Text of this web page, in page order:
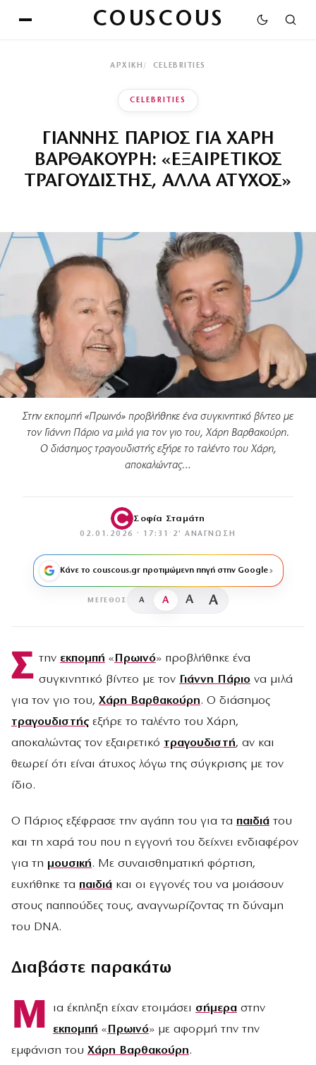
COUSCOUS
ΑΡΧΙΚΉ CELEBRITIES
CELEBRITIES
ΓΙΑΝΝΗΣ ΠΑΡΙΟΣ ΓΙΑ ΧΑΡΗ
ΒΑΡΘΑΚΟΥΡΗ: «ΕΞΑΙΡΕΤΙΚΟΣ
ΤΡΑΓΟΥΔΙΣΤΗΣ, ΑΛΛΑ ΑΤΥΧΟΣ»
Στην εκπομπή «Πρωινό» προβλήθηκε ένα συγκινητικό βίντεο με
τον Γιάννη Πάριο να μιλά για τον γιο του, Χάρη Βαρθακούρη.
Ο διάσημος τραγουδιστής εξήρε το ταλέντο του Χάρη,
αποκαλώντας…
Σοφία Σταμάτη
02.01.2026 · 17:31 · 2′ ΑΝΆΓΝΩΣΗ
Κάνε το couscous.gr προτιμώμενη πηγή στην Google
ΜΈΓΕΘΟΣ A A A A
Σ την εκπομπή « Πρωινό» προβλήθηκε ένα
συγκινητικό βίντεο με τον Γιάννη Πάριονα μιλά
για τον γιο του, Χάρη Βαρθακούρη. Ο διάσημος
τραγουδιστήςεξήρε το ταλέντο του Χάρη,
αποκαλώντας τον εξαιρετικό τραγουδιστή, αν και
θεωρεί ότι είναι άτυχος λόγω της σύγκρισης με τον
ίδιο.
Ο Πάριος εξέφρασε την αγάπη του για τα παιδιά του
και τη χαρά του που η εγγονή του δείχνει ενδιαφέρον
για τη μουσική. Με συναισθηματική φόρτιση,
ευχήθηκε τα παιδιά και οι εγγονές του να μοιάσουν
στους παππούδες τους, αναγνωρίζοντας τη δύναμη
του DNA.
Διαβάστε παρακάτω
Μ ια έκπληξη είχαν ετοιμάσει σήμεραστην
εκπομπή « Πρωινό» με αφορμή την την
εμφάνιση του Χάρη Βαρθακούρη.